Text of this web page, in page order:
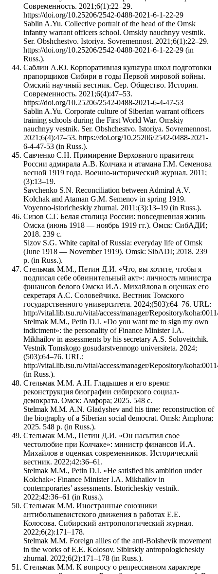
Современность. 2021;6(1):22–29.
https://doi.org/10.25206/2542-0488-2021-6-1-22-29
Sablin A.Yu. Collective portrait of the head of the Omsk
infantry warrant officers school. Omskiy nauchnyy vestnik.
Ser. Obshchestvo. Istoriya. Sovremennost. 2021;6(1):22–29.
https://doi.org/10.25206/2542-0488-2021-6-1-22-29 (in
Russ.).
Саблин А.Ю. Корпоративная культура школ подготовки
прапорщиков Сибири в годы Первой мировой войны.
Омский научный вестник. Сер. Общество. История.
Современность. 2021;6(4):47–53.
https://doi.org/10.25206/2542-0488-2021-6-4-47-53
Sablin A.Yu. Corporate culture of Siberian warrant officers
training schools during the First World War. Omskiy
nauchnyy vestnik. Ser. Obshchestvo. Istoriya. Sovremennost.
2021;6(4):47–53. https://doi.org/10.25206/2542-0488-2021-
6-4-47-53 (in Russ.).
Савченко С.Н. Примирение Верховного правителя
России адмирала А.В. Колчака и атамана Г.М. Семенова
весной 1919 года. Военно-исторический журнал. 2011;
(3):13–19.
Savchenko S.N. Reconciliation between Admiral A.V.
Kolchak and Ataman G.M. Semenov in spring 1919.
Voyenno-istoricheskiy zhurnal. 2011;(3):13–19 (in Russ.).
Сизов С.Г. Белая столица России: повседневная жизнь
Омска (июнь 1918 — ноябрь 1919 гг.). Омск: СибАДИ;
2018. 239 с.
Sizov S.G. White capital of Russia: everyday life of Omsk
(June 1918 — November 1919). Omsk: SibADI; 2018. 239
p. (in Russ.).
Стельмак М.М., Петин Д.И. «Что, вы хотите, чтобы я
подписал себе обвинительный акт»: личность министра
финансов белого Омска И.А. Михайлова в оценках его
секретаря А.С. Соловейчика. Вестник Томского
государственного университета. 2024;(503):64–76. URL:
http://vital.lib.tsu.ru/vital/access/manager/Repository/
Stelmak M.M., Petin D.I. «Do you want me to sign my own
indictment»: the personality of Finance Minister I.A.
Mikhailov in assessments by his secretary A.S. Soloveitchik.
Vestnik Tomskogo gosudarstvennogo universiteta. 2024;
(503):64–76. URL:
http://vital.lib.tsu.ru/vital/access/manager/Repository/
(in Russ.).
Стельмак М.М. А.Н. Гладышев и его время:
реконструкция биографии сибирского социал-
демократа. Омск: Амфора; 2025. 548 с.
Stelmak M.M. A.N. Gladyshev and his time: reconstruction of
the biography of a Siberian social democrat. Omsk: Amphora;
2025. 548 p. (in Russ.).
Стельмак М.М., Петин Д.И. «Он насытил свое
честолюбие при Колчаке»: министр финансов И.А.
Михайлов в оценках современников. Исторический
вестник. 2022;42:36–61.
Stelmak M.M., Petin D.I. «He satisfied his ambition under
Kolchak»: Finance Minister I.A. Mikhailov in
contemporaries’ assessments. Istoricheskiy vestnik.
2022;42:36–61 (in Russ.).
Стельмак М.М. Иностранные союзники
антибольшевистского движения в работах Е.Е.
Колосова. Сибирский антропологический журнал.
2022;6(2):171–178.
Stelmak M.M. Foreign allies of the anti-Bolshevik movement
in the works of E.E. Kolosov. Sibirskiy antropologicheskiy
zhurnal. 2022;6(2):171–178 (in Russ.).
Стельмак М.М. К вопросу о репрессивном характере